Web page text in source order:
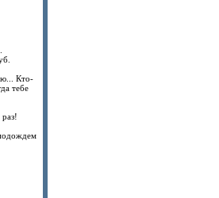
Кто-
тебе